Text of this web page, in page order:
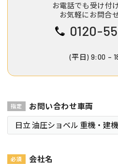
お電話でも受け付
お気軽にお問合
0120-
(平日) 9:00 –
お問い合わせ車両
会社名